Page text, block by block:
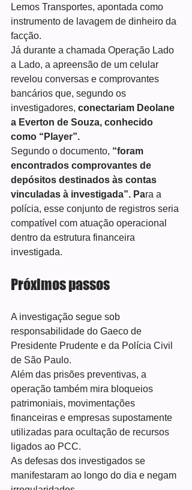
Lemos Transportes, apontada como
instrumento de lavagem de dinheiro da
facção.
Já durante a chamada Operação Lado
a Lado, a apreensão de um celular
revelou conversas e comprovantes
bancários que, segundo os
investigadores, conectariam Deolane
a Everton de Souza, conhecido
como “Player”.
Segundo o documento, “foram
encontrados comprovantes de
depósitos destinados às contas
vinculadas à investigada”. Para a
polícia, esse conjunto de registros seria
compatível com atuação operacional
dentro da estrutura financeira
investigada.
Próximos passos
A investigação segue sob
responsabilidade do Gaeco de
Presidente Prudente e da Polícia Civil
de São Paulo.
Além das prisões preventivas, a
operação também mira bloqueios
patrimoniais, movimentações
financeiras e empresas supostamente
utilizadas para ocultação de recursos
ligados ao PCC.
As defesas dos investigados se
manifestaram ao longo do dia e negam